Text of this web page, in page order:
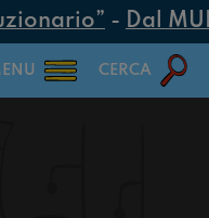
- Dal
CERCA